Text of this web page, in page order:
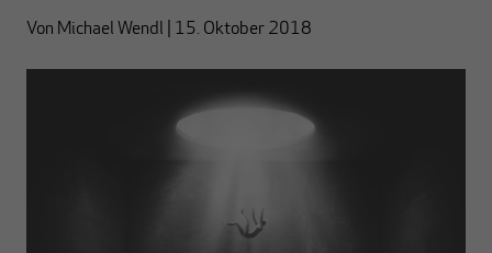
Von Michael Wendl 15. Oktober 2018